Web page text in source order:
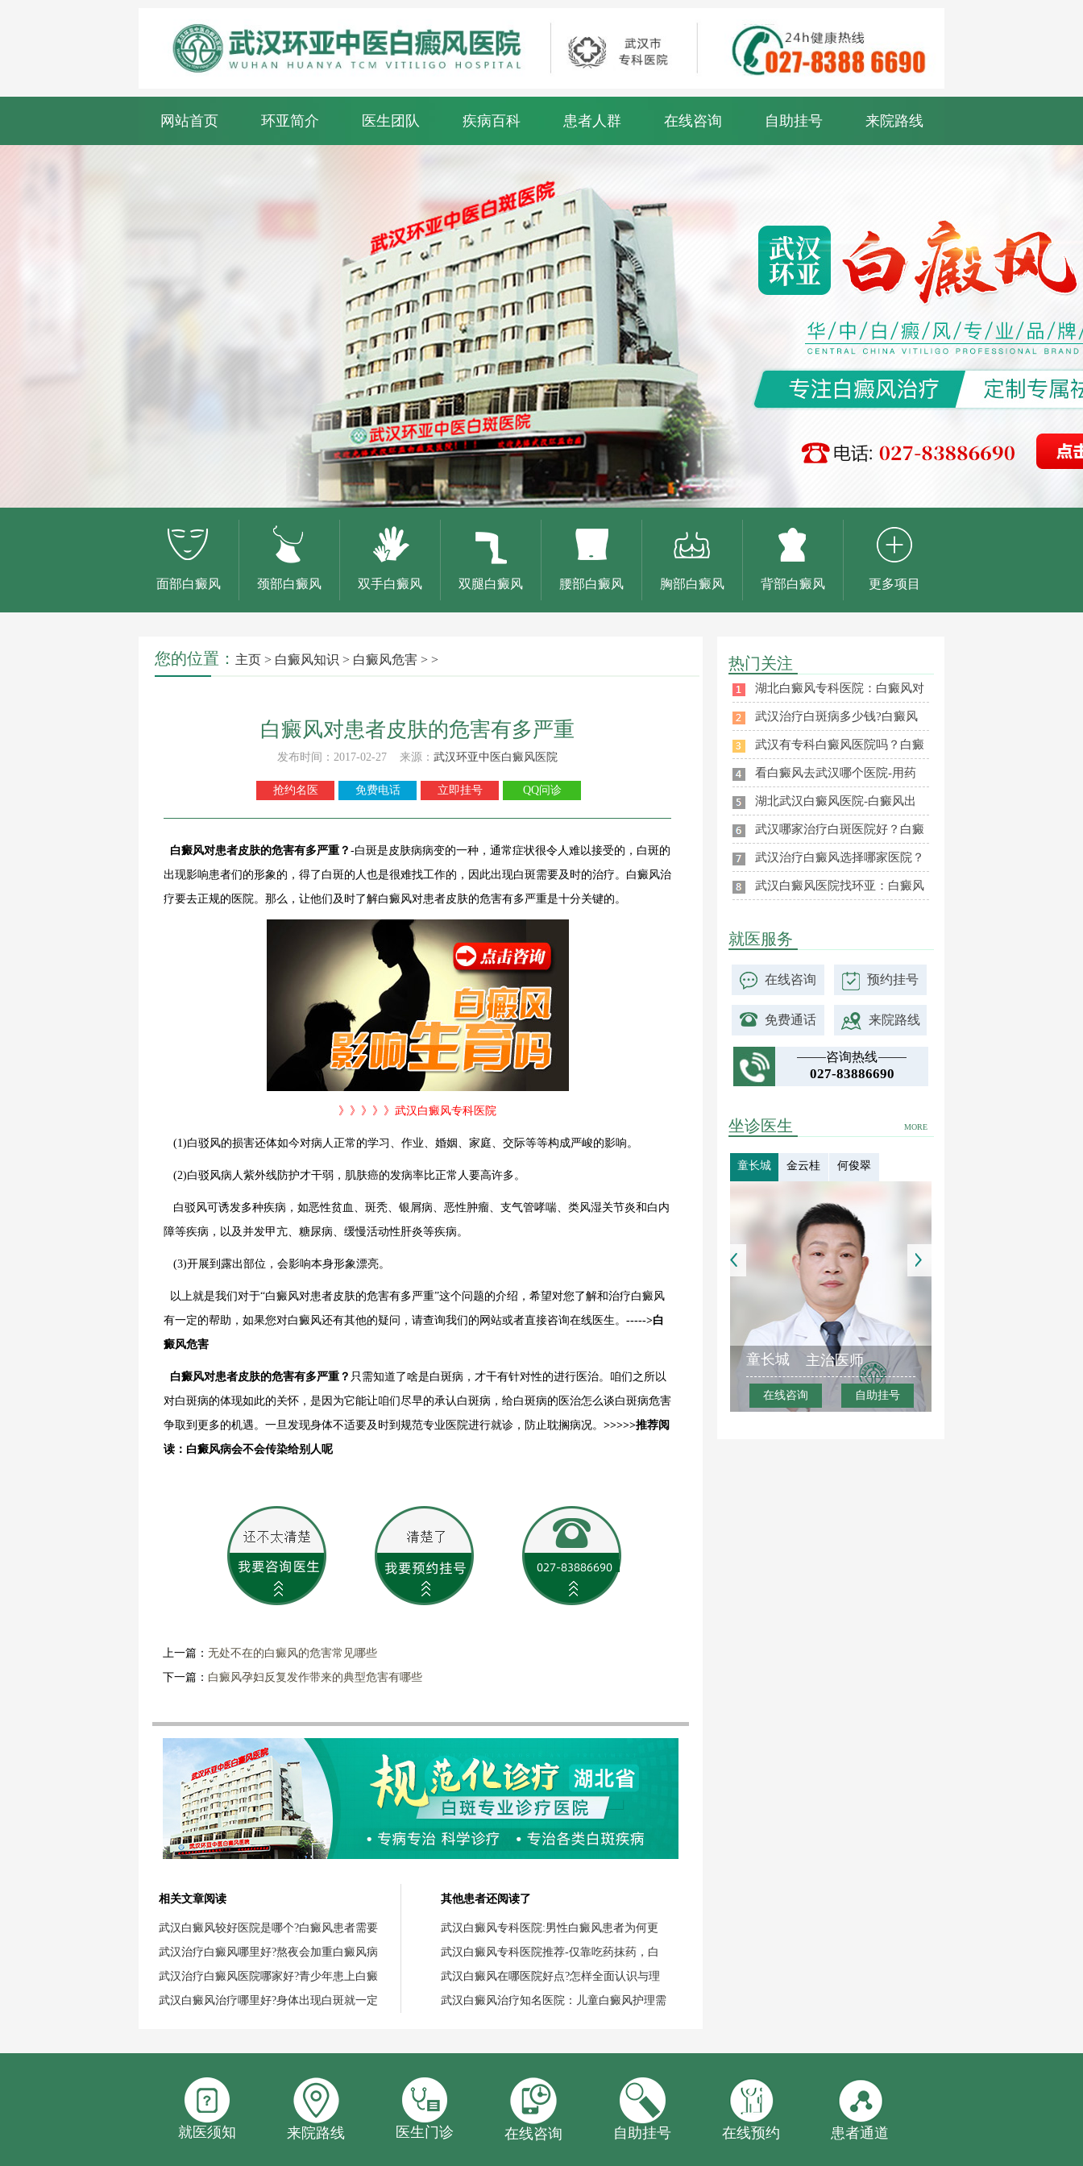
网站首页 环亚简介 医生团队 疾病百科 患者人群 在线咨询 自助挂号 来院路线
面部白癜风 颈部白癜风 双手白癜风 双腿白癜风 腰部白癜风 胸部白癜风 背部白癜风 更多项目
您的位置： 主页 > 白癜风知识 > 白癜风危害 > >
白癜风对患者皮肤的危害有多严重
发布时间：2017-02-27 来源： 武汉环亚中医白癜风医院
抢约名医 免费电话 立即挂号 QQ问诊
白癜风对患者皮肤的危害有多严重？ -白斑是皮肤病病变的一种，通常症状很令人难以接受的，白斑的
出现影响患者们的形象的，得了白斑的人也是很难找工作的，因此出现白斑需要及时的治疗。白癜风治
疗要去正规的医院。那么，让他们及时了解白癜风对患者皮肤的危害有多严重是十分关键的。
》》》》》武汉白癜风专科医院
(1)白驳风的损害还体如今对病人正常的学习、作业、婚姻、家庭、交际等等构成严峻的影响。
(2)白驳风病人紫外线防护才干弱，肌肤癌的发病率比正常人要高许多。
白驳风可诱发多种疾病，如恶性贫血、斑秃、银屑病、恶性肿瘤、支气管哮喘、类风湿关节炎和白内
障等疾病，以及并发甲亢、糖尿病、缓慢活动性肝炎等疾病。
(3)开展到露出部位，会影响本身形象漂亮。
以上就是我们对于“白癜风对患者皮肤的危害有多严重”这个问题的介绍，希望对您了解和治疗白癜风
有一定的帮助，如果您对白癜风还有其他的疑问，请查询我们的网站或者直接咨询在线医生。 ----->白
癜风危害
白癜风对患者皮肤的危害有多严重？ 只需知道了啥是白斑病，才干有针对性的进行医治。咱们之所以
对白斑病的体现如此的关怀，是因为它能让咱们尽早的承认白斑病，给白斑病的医治怎么谈白斑病危害
争取到更多的机遇。一旦发现身体不适要及时到规范专业医院进行就诊，防止耽搁病况。 >>>>>推荐阅
读：白癜风病会不会传染给别人呢
上一篇： 无处不在的白癜风的危害常见哪些
下一篇： 白癜风孕妇反复发作带来的典型危害有哪些
相关文章阅读
武汉白癜风较好医院是哪个?白癜风患者需要
武汉治疗白癜风哪里好?熬夜会加重白癜风病
武汉治疗白癜风医院哪家好?青少年患上白癜
武汉白癜风治疗哪里好?身体出现白斑就一定
其他患者还阅读了
武汉白癜风专科医院:男性白癜风患者为何更
武汉白癜风专科医院推荐-仅靠吃药抹药，白
武汉白癜风在哪医院好点?怎样全面认识与理
武汉白癜风治疗知名医院：儿童白癜风护理需
热门关注
湖北白癜风专科医院：白癜风对
武汉治疗白斑病多少钱?白癜风
武汉有专科白癜风医院吗？白癜
看白癜风去武汉哪个医院-用药
湖北武汉白癜风医院-白癜风出
武汉哪家治疗白斑医院好？白癜
武汉治疗白癜风选择哪家医院？
武汉白癜风医院找环亚：白癜风
就医服务
在线咨询 预约挂号
免费通话 来院路线
咨询热线
027-83886690
MORE
坐诊医生
童长城 金云桂 何俊翠
童长城 主治医师
在线咨询 自助挂号
就医须知 来院路线 医生门诊 在线咨询 自助挂号 在线预约 患者通道